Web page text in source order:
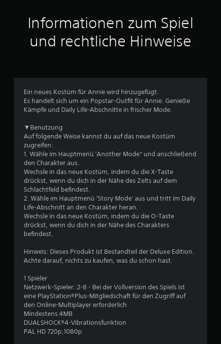
t
t
e
u
g
Informationen zum Spiel
und rechtliche Hinweise
Ein neues Kostüm für Annie wird hinzugefügt.
Es handelt sich um ein Popstar-Outfit für Annie. Genieße
Kämpfe und Daily Life-Abschnitte in frischer Mode.
▼Benutzung
Auf folgende Weise kannst du auf das neue Kostüm
zugreifen:
1. Wähle im Hauptmenü 'Another Mode“ und anschließend
den Charakter aus.
Wechsle in das neue Kostüm, indem du die X-Taste
drückst, wenn du dich in der Nähe des Zelts auf dem
Schlachtfeld befindest.
2. Wähle im Hauptmenü 'Story Mode' aus und tritt im Daily
Life-Abschnitt an den Charakter heran.
Wechsle in das neue Kostüm, indem du die O-Taste
drückst, wenn du dich in der Nähe des Charakters
befindest.
Hinweis: Dieses Produkt ist Bestandteil der Deluxe Edition.
Achte darauf, nichts zu kaufen, was du schon hast.
1 Spieler
Netzwerk-Spieler: 2-8 - Bei der Vollversion des Spiels ist
eine PlayStation®Plus-Mitgliedschaft für den Zugriff auf
den Online-Multiplayer erforderlich
Mindestens 4MB
DUALSHOCK®4-Vibrationsfunktion
PAL HD 720p,1080p